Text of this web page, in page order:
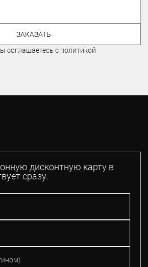
ЗАКАЗАТЬ
соглашаетесь с политикой
дисконтную карту в
сразу.